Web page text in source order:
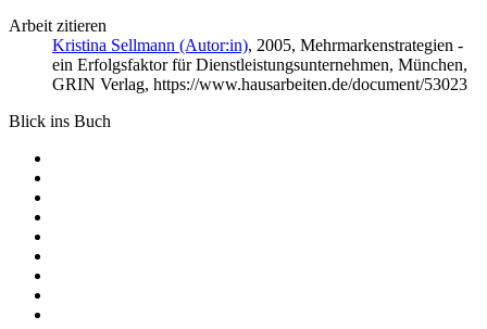
Arbeit zitieren
Kristina Sellmann (Autor:in), 2005, Mehrmarkenstrategien -
ein Erfolgsfaktor für Dienstleistungsunternehmen, München,
GRIN Verlag, https://www.hausarbeiten.de/document/53023
Blick ins Buch